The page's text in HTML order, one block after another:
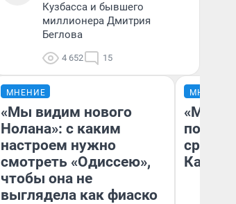
Кузбасса и бывшего
миллионера Дмитрия
Беглова
4 652 15
МНЕНИЕ
«Мы видим нового
Нолана»: с каким
настроем нужно
смотреть «Одиссею»,
чтобы она не
выглядела как фиаско
МНЕНИЕ